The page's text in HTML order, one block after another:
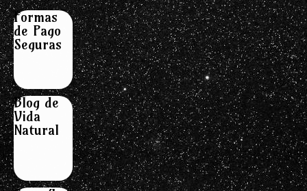
Formas
de Pago
Seguras
Blog de
Vida
Natural